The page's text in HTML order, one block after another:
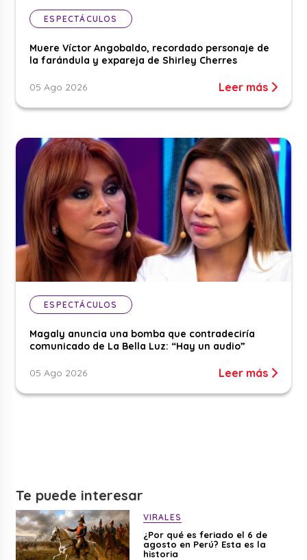
ESPECTÁCULOS
Muere Víctor Angobaldo, recordado personaje de
la farándula y expareja de Shirley Cherres
05 Ago 2026 Leer más
ESPECTÁCULOS
Magaly anuncia una bomba que contradeciría
comunicado de La Bella Luz: “Hay un audio”
05 Ago 2026 Leer más
Te puede interesar
VIRALES
¿Por qué es feriado el 6 de
agosto en Perú? Esta es la
historia